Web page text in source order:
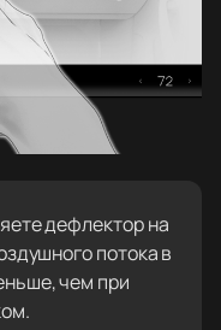
дефлектор на
потока в
чем при